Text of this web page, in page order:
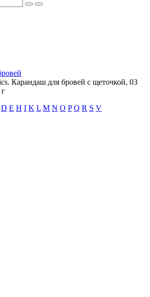
Карандаш для бровей с щеточкой, 03
D E H I K L M N O P Q R S V